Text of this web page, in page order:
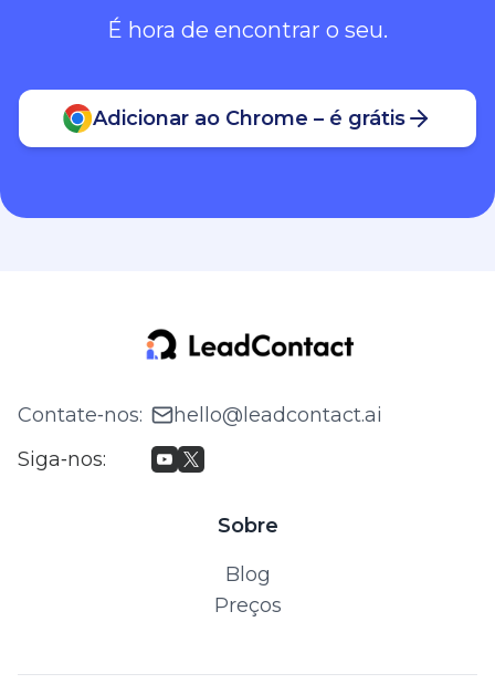
É hora de encontrar o seu.
Adicionar ao Chrome – é grátis
Contate‑nos:
hello@leadcontact.ai
Siga‑nos:
Sobre
Blog
Preços